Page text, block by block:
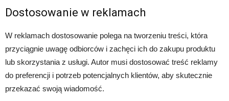
Dostosowanie w reklamach
W reklamach dostosowanie polega na tworzeniu treści, która
przyciągnie uwagę odbiorców i zachęci ich do zakupu produktu
lub skorzystania z usługi. Autor musi dostosować treść reklamy
do preferencji i potrzeb potencjalnych klientów, aby skutecznie
przekazać swoją wiadomość.